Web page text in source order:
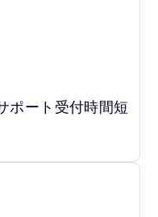
ポート受付時間短